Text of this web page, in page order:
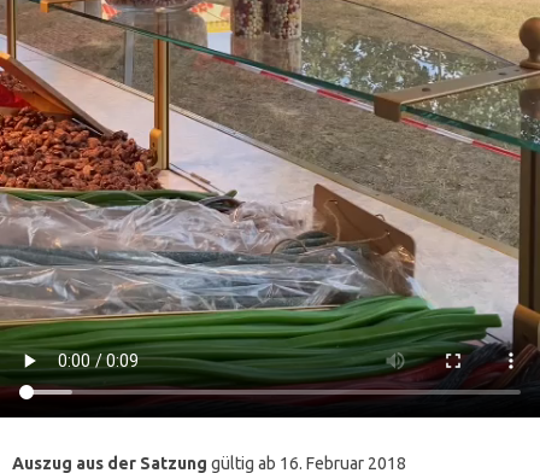
Auszug aus der Satzung gültig ab 16. Februar 2018